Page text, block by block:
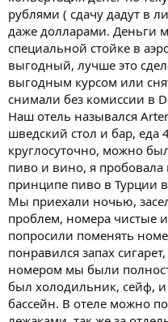
рублями ( сдачу дадут в
даже долларами. Деньги
специальной стойке в
выгодный, лучше это
выгодным курсом или
снимали без комиссии в
Наш отель назывался
шведский стол и бар, еда
круглосуточно, можно
пиво и вино, я
принципе пиво в Турции
Мы приехали ночью,
проблем, номера чистые
попросили поменять
понравился запах
номером мы были
был холодильник, сейф,
бассейн. В отеле можно